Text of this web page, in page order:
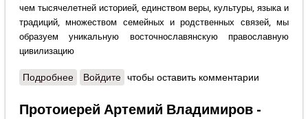
чем тысячелетней историей, единством веры, культуры, языка и
традиций, множеством семейных и родственных связей, мы
образуем уникальную восточнославянскую православную
цивилизацию
Подробнеео Павел Анохин - Русская задача - победить
Войдите чтобы оставить комментарии
Протоиерей Артемий Владимиров -